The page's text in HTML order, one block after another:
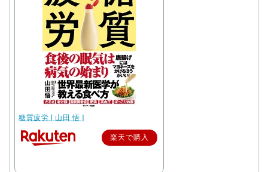
糖質疲労 [ 山田 悟 ]
楽天で購入